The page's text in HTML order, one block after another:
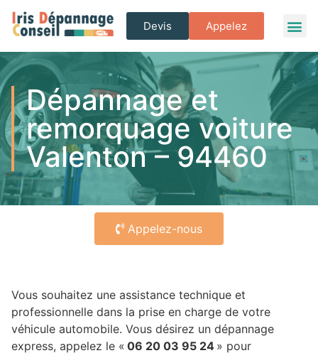
Devis Appelez
Dépannage et
remorquage voiture
Valenton – 94460
Appelez-nous
Vous souhaitez une assistance technique et
professionnelle dans la prise en charge de votre
véhicule automobile. Vous désirez un dépannage
express, appelez le « 06 20 03 95 24 » pour